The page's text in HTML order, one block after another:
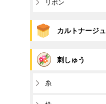
リボン
カルトナージュ
刺しゅう
糸